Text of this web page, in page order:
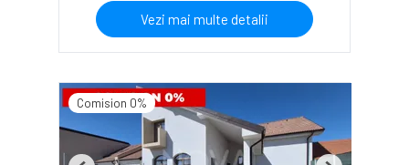
Vezi mai multe detalii
Comision 0%